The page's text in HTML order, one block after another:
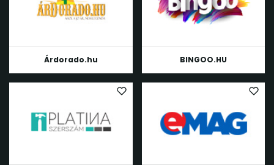
Árdorado.hu BINGOO.HU